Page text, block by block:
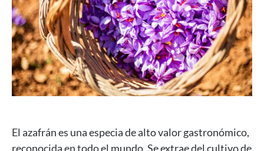
El azafrán es una especia de alto valor gastronómico,
reconocida en todo el mundo. Se extrae del cultivo de